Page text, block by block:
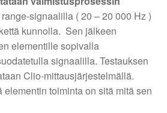
signaalilla ( 20 – 20 000 Hz )
kunnolla. Sen jälkeen
elementille sopivalla
signaalilla. Testauksen
Clio-mittausjärjestelmällä.
elementin toiminta on sitä mitä sen